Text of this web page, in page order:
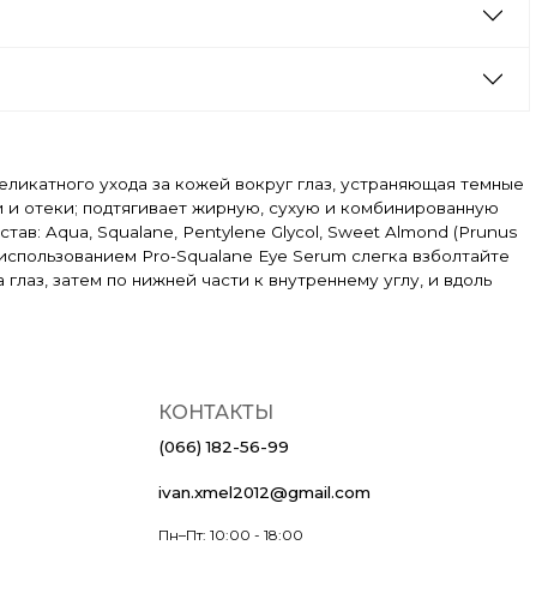
ухода за кожей вокруг глаз, устраняющая темные
отеки; подтягивает жирную, сухую и комбинированную
Aqua, Squalane, Pentylene Glycol, Sweet Almond (Prunus
Pro-Squalane Eye Serum слегка взболтайте
затем по нижней части к внутреннему углу, и вдоль
КОНТАКТЫ
(066) 182-56-99
ivan.xmel2012@gmail.com
Пн–Пт: 10:00 - 18:00